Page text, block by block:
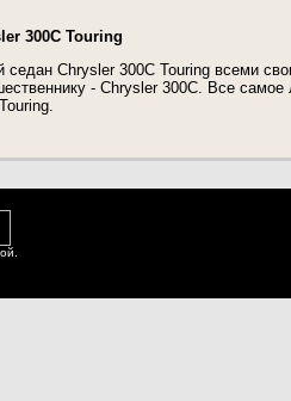
300C Touring
седан Chrysler 300C Touring всеми
- Chrysler 300С. Все